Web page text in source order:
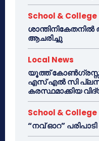
School & College
ശാന്തിനികേതനിൽ
ആചരിച്ചു
Local News
യൂത്ത് കോൺഗ്രസ്സ്
എസ് എൽ സി പ്ലസ്
കരസ്ഥമാക്കിയ
School & College
“നവ് ഓറ” പരിപാടി